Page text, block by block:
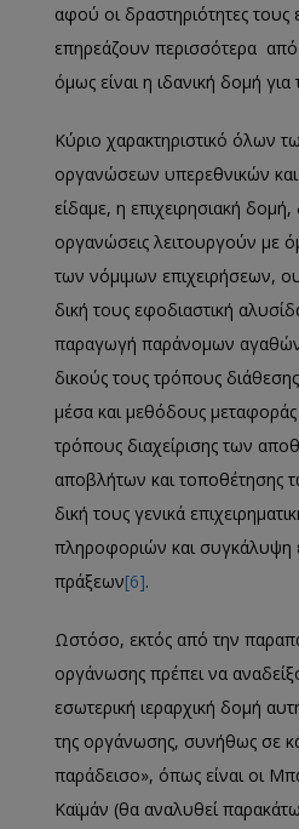
αφού οι δραστηριότητες τους
επηρεάζουν περισσότερα από
όμως είναι η ιδανική δομή για
Κύριο χαρακτηριστικό όλων
οργανώσεων υπερεθνικών
είδαμε, η επιχειρησιακή
οργανώσεις λειτουργούν με
των νόμιμων επιχειρήσεων,
δική τους εφοδιαστική
παραγωγή παράνομων
δικούς τους τρόπους
μέσα και μεθόδους
τρόπους διαχείρισης των
αποβλήτων και τοποθέτησης
δική τους γενικά
πληροφοριών και συγκάλυψη
πράξεων[6].
Ωστόσο, εκτός από την
οργάνωσης πρέπει να
εσωτερική ιεραρχική δομή
της οργάνωσης, συνήθως σε
παράδεισο», όπως είναι οι
Καϊμάν (θα αναλυθεί